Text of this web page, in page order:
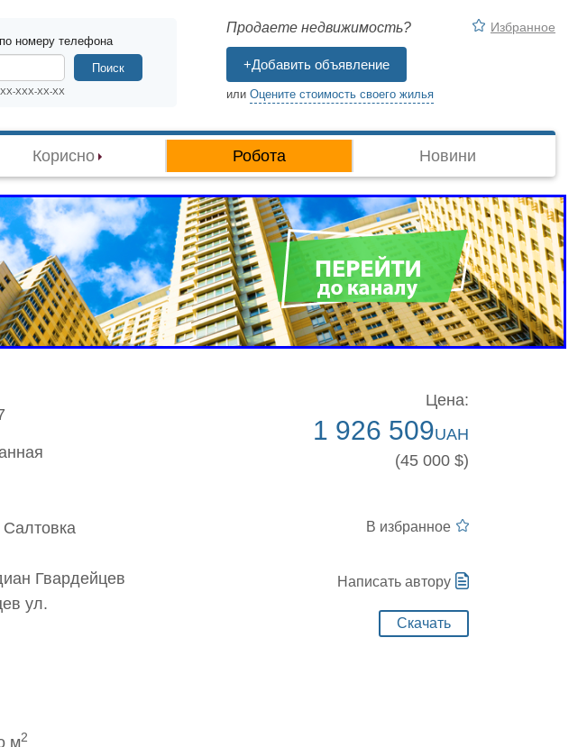
номеру телефона
XXX-XX-XX
Поиск
Продаете недвижимость?
+Добавить объявление
или Оцените стоимость своего жилья
Избранное
Корисно Робота Новини
Гвардейцев
ул.
м2
Цена:
1 926 509UAH
(45 000 $)
В избранное
Написать автору
Скачать